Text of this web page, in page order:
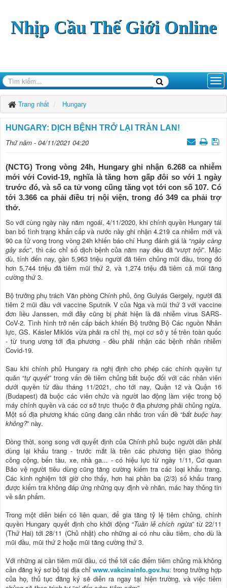
Nhịp Cầu Thế Giới Online
Trang nhất Hungary
HUNGARY: DỊCH BỆNH TRỞ LẠI TRÀN LAN!
Thứ năm - 04/11/2021 04:20
(NCTG) Trong vòng 24h, Hungary ghi nhận 6.268 ca nhiễm
mới với Covid-19, nghĩa là tăng hơn gấp đôi so với 1 ngày
trước đó, và số ca tử vong cũng tăng vọt tới con số 107. Có
tới 3.366 ca phải điều trị nội viện, trong đó 349 ca phải trợ
thở.
So với cùng ngày này năm ngoái, 4/11/2020, khi chính quyền Hungary tái
ban bố tình trạng khẩn cấp và nước này ghi nhận 4.219 ca nhiễm mới và
90 ca tử vong trong vòng 24h khiến báo chí Hung đánh giá là “ngày càng
gây sốc”, thì các chỉ số dịch bệnh của năm nay đều đã “vượt trội”. Mặc
dù, tính đến nay, gần 5,963 triệu người đã tiêm chủng mũi đầu, trong đó
hơn 5,744 triệu đã tiêm mũi thứ 2, và 1,274 triệu đã tiêm cả mũi tăng
cường thứ 3.
Bộ trưởng phụ trách Văn phòng Chính phủ, ông Gulyás Gergely, người đã
tiêm 2 mũi đầu với vaccine Sputnik V của Nga và mũi thứ 3 với vaccine
đơn liều Janssen, mới đây cũng bị phát hiện là đã nhiễm virus SARS-
CoV-2. Tình hình trở nên cấp bách khiến Bộ trưởng Bộ Các nguồn Nhân
lực, GS. Kásler Miklós vừa phải ra chỉ thị, mọi cơ sở y tế trên toàn quốc
- từ trung ương tới địa phương - đều phải nhận các bệnh nhân nhiễm
Covid-19.
Sau khi chính phủ Hungary ra nghị định cho phép các chính quyền tự
quản “tự quyết” trong vấn đề tiêm chủng bắt buộc đối với các nhân viên
dưới quyền từ đầu tháng 11/2021, cho tới nay, Quận 12 và Quận 16
(Budapest) đã buộc các viên chức và người lao động làm việc trong bộ
máy chính quyền và các cơ sở trực thuộc ở địa phương phải chủng ngừa.
Một số địa phương khác cũng đang cân nhắc tron vấn đề “bắt buộc hay
không?” này.
Đồng thời, song song với quyết định của Chính phủ buộc người dân phải
dùng lại khẩu trang - trước mắt là trên các phương tiện giao thông
công cộng, bến tàu, xe, nhà ga... - có hiệu lực từ ngày 1/11, Cơ quan
Bảo vệ người tiêu dùng cũng tăng cường kiểm tra các loại khẩu trang.
Các kinh nghiệm tới giờ cho thấy, hơn hai phần ba (2/3) số khẩu trang
được kiểm tra không đáp ứng những quy định về nhãn, mác hay thông tin
về sản phẩm.
Trong một diễn biến có liên quan, để gia tăng tỷ lệ tiêm chủng, chính
quyền Hungary quyết định cho khởi động “Tuần lễ chích ngừa” từ 22/11
(Thứ Hai) tới 28/11 (Chủ nhật) cho những ai có nhu cầu tiêm, cho dù là
mũi đầu, mũi thứ 2 hoặc mũi tăng cường thứ 3.
Với những ai cần tiêm mũi đầu, có thể tới các điểm tiêm chủng mà không
cần đăng ký sơ bộ tại địa chỉ www.vakcinainfo.gov.hu: trong trường hợp
của họ, thủ tục đăng ký sẽ diễn ra ngay tại hiện trường, và việc tiêm